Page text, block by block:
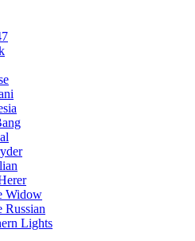
Widow
Russian
Lights